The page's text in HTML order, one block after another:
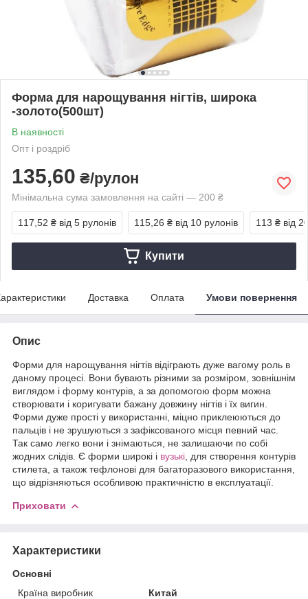
Форма для нарощування нігтів, широка
-золото(500шт)
В наявності
Опт і роздріб
135,60 ₴/рулон
Мінімальна сума замовлення на сайті — 200 ₴
117,52 ₴ від 5 рулонів 115,26 ₴ від 10 рулонів 113 ₴ від
Купити
Доставка Оплата Умови повернення
Опис
Форми для нарощування нігтів відіграють дуже вагому роль в
даному процесі. Вони бувають різними за розміром, зовнішнім
виглядом і форму контурів, а за допомогою форм можна
створювати і коригувати бажану довжину нігтів і їх вигин.
Форми дуже прості у використанні, міцно приклеюються до
пальців і не зрушуються з зафіксованого місця певний час.
Так само легко вони і знімаються, не залишаючи по собі
жодних слідів. Є форми широкі і вузькі , для створення контурів
стилета, а також тефлонові для багаторазового використання,
що відрізняються особливою практичністю в експлуатації.
Приховати
Характеристики
Основні
Країна виробник
Китай